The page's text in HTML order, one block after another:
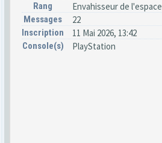
Rang Envahisseur de l'espace
Messages 22
Inscription 11 Mai 2026, 13:42
Console(s) PlayStation